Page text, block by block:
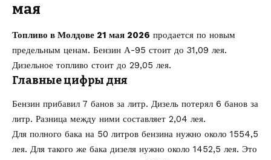
мая
Топливо в Молдове 21 мая 2026 продается по новым
предельным ценам. Бензин А-95 стоит до 31,09 лея.
Дизельное топливо стоит до 29,05 лея.
Главные цифры дня
Бензин прибавил 7 банов за литр. Дизель потерял 6 банов за
литр. Разница между ними составляет 2,04 лея.
Для полного бака на 50 литров бензина нужно около 1554,5
лея. Для такого же бака дизеля нужно около 1452,5 лея. Это